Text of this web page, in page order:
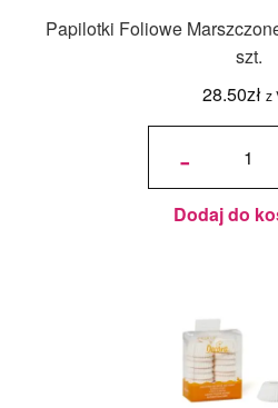
Papilotki Foliowe
szt.
28.50zł z
-
ilość
Marszczone
- Różowo-
Złote - 50
szt.
Dodaj do